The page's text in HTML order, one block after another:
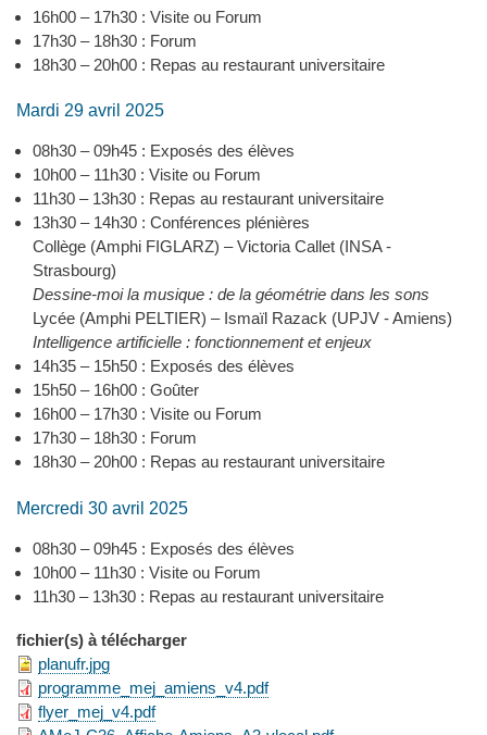
16h00 – 17h30 : Visite ou Forum
17h30 – 18h30 : Forum
18h30 – 20h00 : Repas au restaurant universitaire
Mardi 29 avril 2025
08h30 – 09h45 : Exposés des élèves
10h00 – 11h30 : Visite ou Forum
11h30 – 13h30 : Repas au restaurant universitaire
13h30 – 14h30 : Conférences plénières
Collège (Amphi FIGLARZ) – Victoria Callet (INSA -
Strasbourg)
Dessine-moi la musique : de la géométrie dans les sons
Lycée (Amphi PELTIER) – Ismaïl Razack (UPJV - Amiens)
Intelligence artificielle : fonctionnement et enjeux
14h35 – 15h50 : Exposés des élèves
15h50 – 16h00 : Goûter
16h00 – 17h30 : Visite ou Forum
17h30 – 18h30 : Forum
18h30 – 20h00 : Repas au restaurant universitaire
Mercredi 30 avril 2025
08h30 – 09h45 : Exposés des élèves
10h00 – 11h30 : Visite ou Forum
11h30 – 13h30 : Repas au restaurant universitaire
fichier(s) à télécharger
planufr.jpg
programme_mej_amiens_v4.pdf
flyer_mej_v4.pdf